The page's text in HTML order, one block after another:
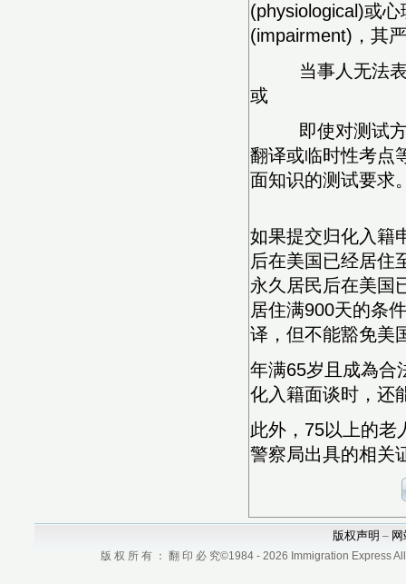
(physiological)或
(impairment)，其
当事人无法表现
或
即使对测试方法
翻译或临时性考点
面知识的测试要求
如果提交归化入籍
后在美国已经居住
永久居民后在美国
居住满900天的条
译，但不能豁免美
年满65岁且成為合
化入籍面谈时，还
此外，75以上的老
警察局出具的相
版权声明 –
版 权 所 有 ： 翻 印 必 究©1984 - 2026 Immigration Express